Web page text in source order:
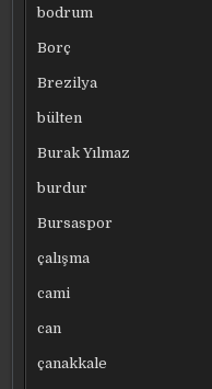
bodrum
Borç
Brezilya
bülten
Burak Yılmaz
burdur
Bursaspor
çalışma
cami
can
çanakkale